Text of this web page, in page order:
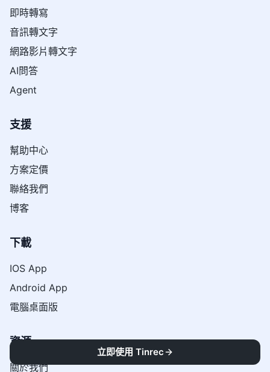
即時轉寫
音訊轉文字
網路影片轉文字
AI問答
Agent
支援
幫助中心
方案定價
聯絡我們
博客
下載
IOS App
Android App
電腦桌面版
資源
關於我們
立即使用 Tinrec